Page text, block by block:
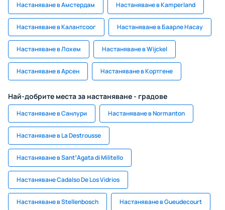
Настаняване в Амстердам Настаняване в Kamperland
Настаняване в Калантсоог Настаняване в Баарле Насау
Настаняване в Лохем Настаняване в Wijckel
Настаняване в Арсен Настаняване в Кортгене
Най-добрите места за настаняване - градове
Настаняване в Санлури Настаняване в Normanton
Настаняване в La Destrousse
Настаняване в SantʼAgata di Militello
Настаняване Cadalso De Los Vidrios
Настаняване в Stellenbosch Настаняване в Gueudecourt